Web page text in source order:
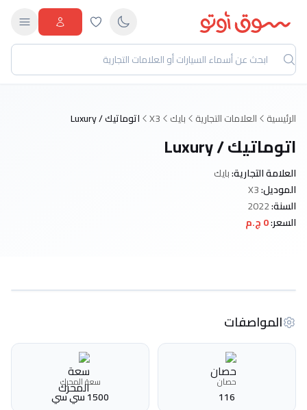
الرئيسية العلامات التجارية بايك X3 اتوماتيك / Luxury
اتوماتيك / Luxury
العلامة التجارية:بايك
الموديل:X3
السنة:
السعر:0 ج.م
المواصفات
حصان
116
سعة المحرك
1500 سي سي